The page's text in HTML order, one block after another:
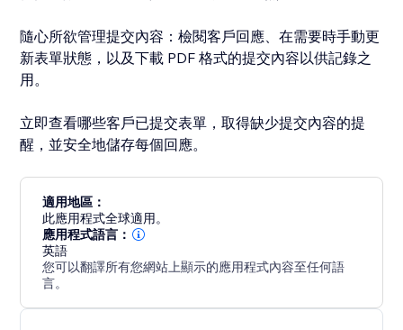
隨心所欲管理提交內容：檢閱客戶回應、在需要時手動更
新表單狀態，以及下載 PDF 格式的提交內容以供記錄之
用。
立即查看哪些客戶已提交表單，取得缺少提交內容的提
醒，並安全地儲存每個回應。
適用地區：
此應用程式全球適用。
應用程式語言：
英語
您可以翻譯所有您網站上顯示的應用程式內容至任何語
言。